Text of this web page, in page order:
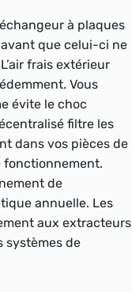
à plaques
avant que celui-ci ne
frais extérieur
Vous
évite le choc
filtre les
dans vos pièces de
fonctionnement.
de
annuelle. Les
aux extracteurs
systèmes de